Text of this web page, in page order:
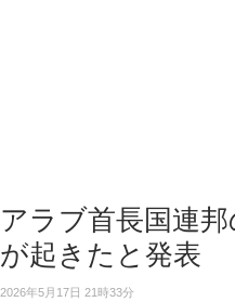
アラブ首長国連
が起きたと発表
2026年5月17日 21時33分